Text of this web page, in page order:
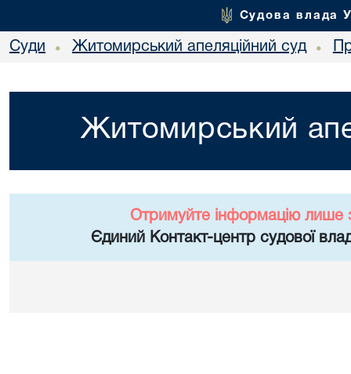
Судова влада
Суди • Житомирський апеляційний суд •
Житомирський
Отримуйте інформацію лише
Єдиний Контакт-центр судової